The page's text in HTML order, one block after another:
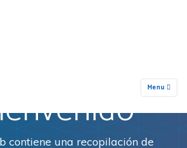
Menu
contiene una recopilación de